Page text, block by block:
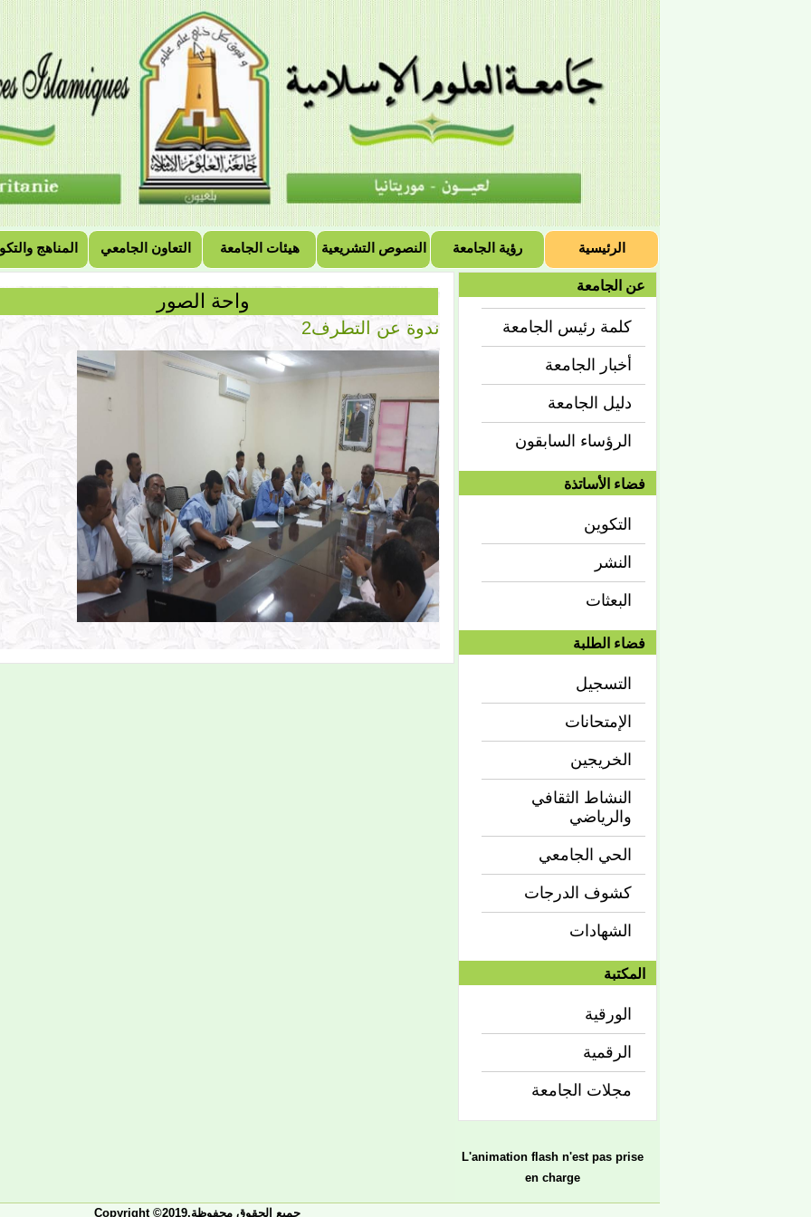
المناهج التعاون الجامعي هيئات الجامعة النصوص التشريعية رؤية الجامعة الرئيسية
واحة الصور
ندوة عن التطرف2
عن الجامعة
كلمة رئيس الجامعة
أخبار الجامعة
دليل الجامعة
الرؤساء السابقون
فضاء الأساتذة
التكوين
النشر
البعثات
فضاء الطلبة
التسجيل
الإمتحانات
الخريجين
النشاط الثقافي
والرياضي
الحي الجامعي
كشوف الدرجات
الشهادات
المكتبة
الورقية
الرقمية
مجلات الجامعة
L'animation flash n'est pas prise
en charge
Copyright ©2019.جميع الحقوق محفوظة